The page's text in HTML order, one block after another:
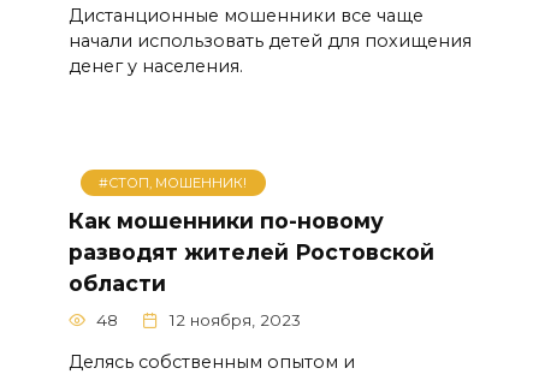
Дистанционные мошенники все чаще
начали использовать детей для похищения
денег у населения.
#СТОП, МОШЕННИК!
Как мошенники по-новому
разводят жителей Ростовской
области
48 12 ноября, 2023
Делясь собственным опытом и